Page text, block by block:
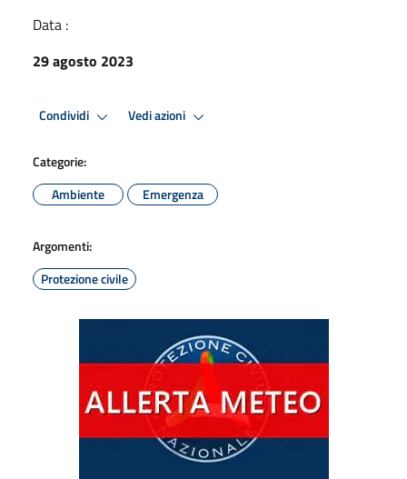
Data :
29 agosto 2023
Condividi Vedi azioni
Categorie:
Ambiente
Emergenza
Argomenti:
Protezione civile